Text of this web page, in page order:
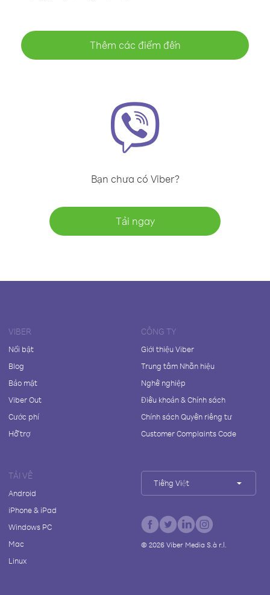
Thêm các điểm đến
Bạn chưa có Viber?
Tải ngay
VIBER
Nổi bật
Blog
Bảo mật
Viber Out
Cước phí
Hỗ trợ
CÔNG TY
Giới thiệu Viber
Trung tâm Nhãn hiệu
Nghề nghiệp
Điều khoản & Chính sách
Chính sách Quyền riêng tư
Customer Complaints Code
TẢI VỀ
Android
iPhone & iPad
Windows PC
Mac
Linux
Tiếng Việt
© 2026Viber Media S.à r.l.